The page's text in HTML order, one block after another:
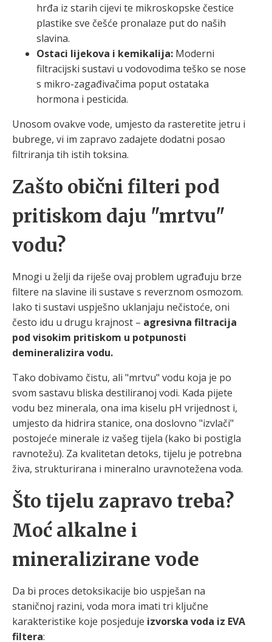
hrđa iz starih cijevi te mikroskopske čestice
plastike sve češće pronalaze put do naših
slavina.
Ostaci lijekova i kemikalija: Moderni
filtracijski sustavi u vodovodima teško se nose
s mikro-zagađivačima poput ostataka
hormona i pesticida.
Unosom ovakve vode, umjesto da rasteretite jetru i
bubrege, vi im zapravo zadajete dodatni posao
filtriranja tih istih toksina.
Zašto obični filteri pod
pritiskom daju "mrtvu"
vodu?
Mnogi u želji da riješe ovaj problem ugrađuju brze
filtere na slavine ili sustave s reverznom osmozom.
Iako ti sustavi uspješno uklanjaju nečistoće, oni
često idu u drugu krajnost – agresivna filtracija
pod visokim pritiskom u potpunosti
demineralizira vodu.
Tako dobivamo čistu, ali "mrtvu" vodu koja je po
svom sastavu bliska destiliranoj vodi. Kada pijete
vodu bez minerala, ona ima kiselu pH vrijednost i,
umjesto da hidrira stanice, ona doslovno "izvlači"
postojeće minerale iz vašeg tijela (kako bi postigla
ravnotežu). Za kvalitetan detoks, tijelu je potrebna
živa, strukturirana i mineralno uravnotežena voda.
Što tijelu zapravo treba?
Moć alkalne i
mineralizirane vode
Da bi proces detoksikacije bio uspješan na
staničnoj razini, voda mora imati tri ključne
karakteristike koje posjeduje izvorska voda iz EVA
filtera: